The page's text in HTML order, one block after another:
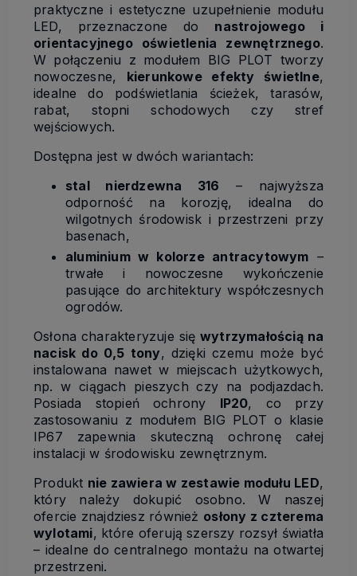
praktyczne i estetyczne uzupełnienie modułu
LED, przeznaczone do nastrojowego i
orientacyjnego oświetlenia zewnętrznego.
W połączeniu z modułem BIG PLOT tworzy
nowoczesne, kierunkowe efekty świetlne,
idealne do podświetlania ścieżek, tarasów,
rabat, stopni schodowych czy stref
wejściowych.
Dostępna jest w dwóch wariantach:
stal nierdzewna 316 – najwyższa
odporność na korozję, idealna do
wilgotnych środowisk i przestrzeni przy
basenach,
aluminium w kolorze antracytowym –
trwałe i nowoczesne wykończenie
pasujące do architektury współczesnych
ogrodów.
Osłona charakteryzuje się wytrzymałością na
nacisk do 0,5 tony, dzięki czemu może być
instalowana nawet w miejscach użytkowych,
np. w ciągach pieszych czy na podjazdach.
Posiada stopień ochrony IP20, co przy
zastosowaniu z modułem BIG PLOT o klasie
IP67 zapewnia skuteczną ochronę całej
instalacji w środowisku zewnętrznym.
Produkt nie zawiera w zestawie modułu LED,
który należy dokupić osobno. W naszej
ofercie znajdziesz również osłony z czterema
wylotami, które oferują szerszy rozsył światła
– idealne do centralnego montażu na otwartej
przestrzeni.